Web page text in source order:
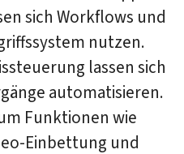
sich Workflows und
nutzen.
lassen sich
automatisieren.
Funktionen wie
Einbettung und